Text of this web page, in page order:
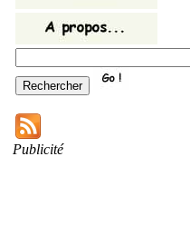
Publicité